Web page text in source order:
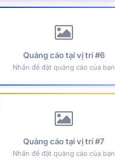
Quảng cáo tại vị trí #6
Nhấn để đặt quảng cáo của bạn
Quảng cáo tại vị trí #7
Nhấn để đặt quảng cáo của bạn